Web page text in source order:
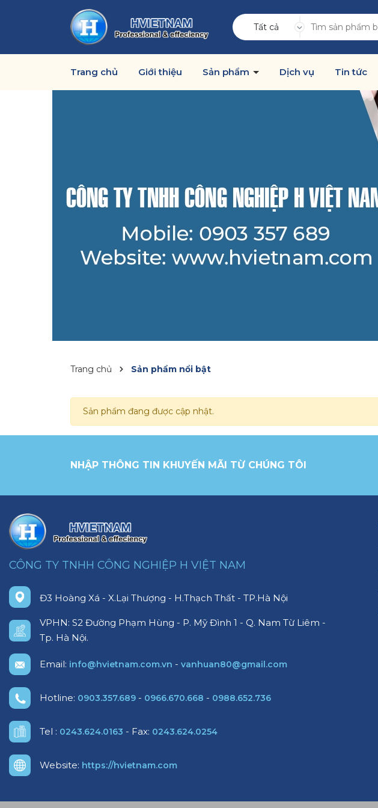
Tất cả
Trang chủ Giới thiệu Sản phẩm Dịch vụ Tin tức
Trang chủ Sản phẩm nổi bật
Sản phẩm đang được cập nhật.
NHẬP THÔNG TIN KHUYẾN MÃI TỪ CHÚNG TÔI
CÔNG TY TNHH CÔNG NGHIỆP H VIỆT NAM
Đ3 Hoàng Xá - X.Lại Thượng - H.Thạch Thất - TP.Hà Nội
VPHN: S2 Đường Phạm Hùng - P. Mỹ Đình 1 - Q. Nam Từ Liêm -
Tp. Hà Nội.
Email: info@hvietnam.com.vn - vanhuan80@gmail.com
Hotline: 0903.357.689 - 0966.670.668 - 0988.652.736
Tel : 0243.624.0163 - Fax: 0243.624.0254
Website: https://hvietnam.com